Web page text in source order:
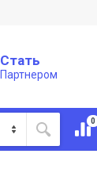
Стать
Партнером
0